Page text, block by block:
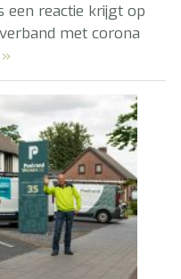
een reactie krijgt op
met corona